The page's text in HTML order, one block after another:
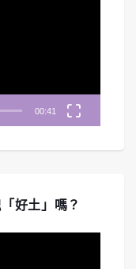
00:41
好土」嗎？